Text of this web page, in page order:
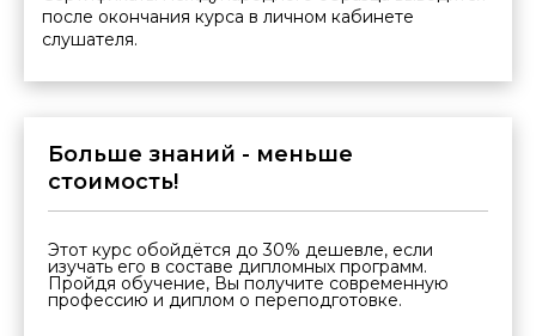
после окончания курса в личном кабинете
слушателя.
Больше знаний - меньше
стоимость!
Этот курс обойдётся до 30% дешевле, если
изучать его в составе дипломных программ.
Пройдя обучение, Вы получите современную
профессию и диплом о переподготовке.